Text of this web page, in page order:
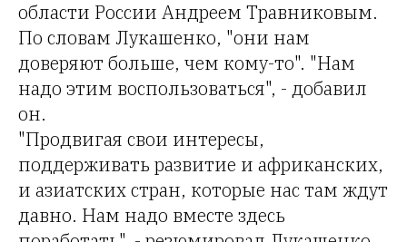
области России Андреем Травниковым.
По словам Лукашенко, "они нам
доверяют больше, чем кому-то". "Нам
надо этим воспользоваться", - добавил
он.
"Продвигая свои интересы,
поддерживать развитие и африканских,
и азиатских стран, которые нас там ждут
давно. Нам надо вместе здесь